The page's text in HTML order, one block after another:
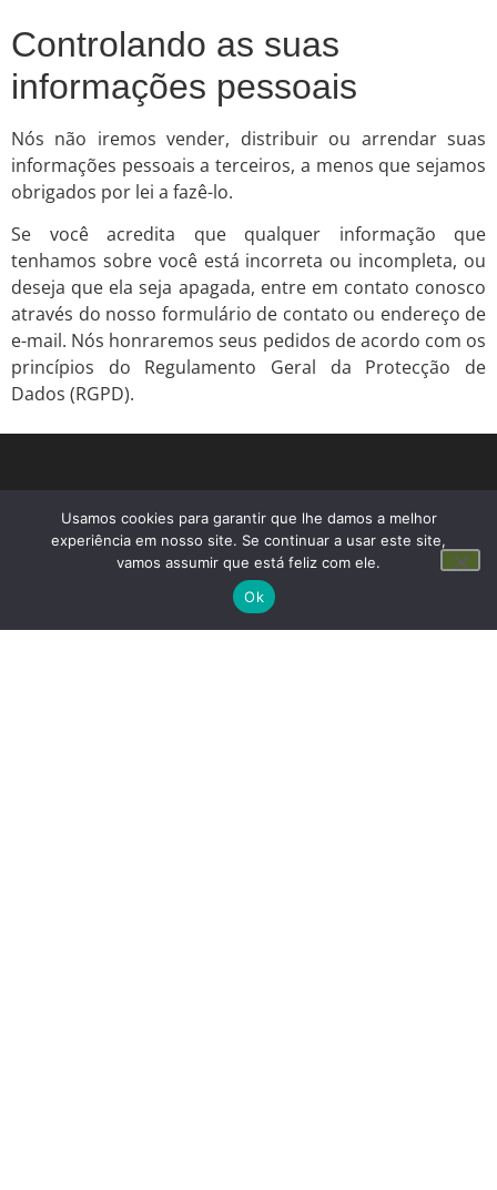
Controlando as suas
informações pessoais
Nós não iremos vender, distribuir ou arrendar suas
informações pessoais a terceiros, a menos que sejamos
obrigados por lei a fazê-lo.
Se você acredita que qualquer informação que
tenhamos sobre você está incorreta ou incompleta, ou
deseja que ela seja apagada, entre em contato conosco
através do nosso formulário de contato ou endereço de
e-mail. Nós honraremos seus pedidos de acordo com os
princípios do Regulamento Geral da Protecção de
Dados (RGPD).
Usamos cookies para garantir que lhe damos a melhor
experiência em nosso site. Se continuar a usar este site,
vamos assumir que está feliz com ele.
Ok